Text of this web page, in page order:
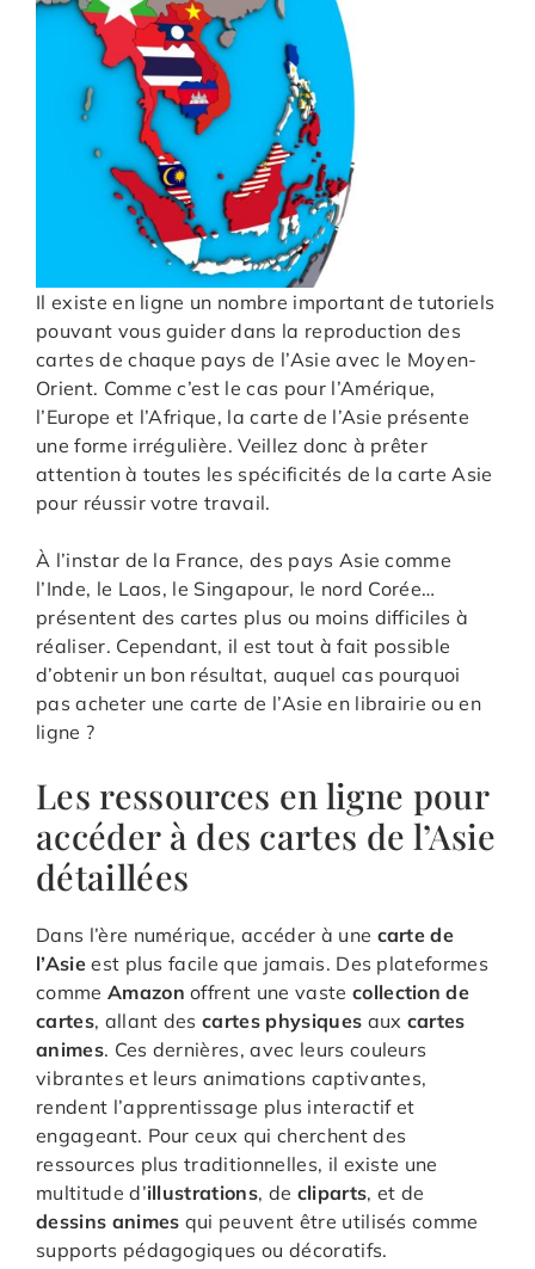
Il existe en ligne un nombre important de tutoriels
pouvant vous guider dans la reproduction des
cartes de chaque pays de l’Asie avec le Moyen-
Orient. Comme c’est le cas pour l’Amérique,
l’Europe et l’Afrique, la carte de l’Asie présente
une forme irrégulière. Veillez donc à prêter
attention à toutes les spécificités de la carte Asie
pour réussir votre travail.
À l’instar de la France, des pays Asie comme
l’Inde, le Laos, le Singapour, le nord Corée…
présentent des cartes plus ou moins difficiles à
réaliser. Cependant, il est tout à fait possible
d’obtenir un bon résultat, auquel cas pourquoi
pas acheter une carte de l’Asie en librairie ou en
ligne ?
Les ​ressources en ​ligne pour ​
accéder à des ​cartes de l’​Asie
​détaillées
Dans l’ère numérique, accéder à une carte de
l’Asieest plus facile que jamais. Des plateformes
comme Amazon offrent une vaste collection de
cartes, allant descartes physiques aux cartes
animes. Ces dernières, avec leurs couleurs
vibrantes et leurs animations captivantes,
rendent l’apprentissage plus interactif et
engageant. Pour ceux qui cherchent des
ressources plus traditionnelles, il existe une
multitude d’illustrations, de cliparts, et de
dessins animes qui peuvent être utilisés comme
supports pédagogiques ou décoratifs.